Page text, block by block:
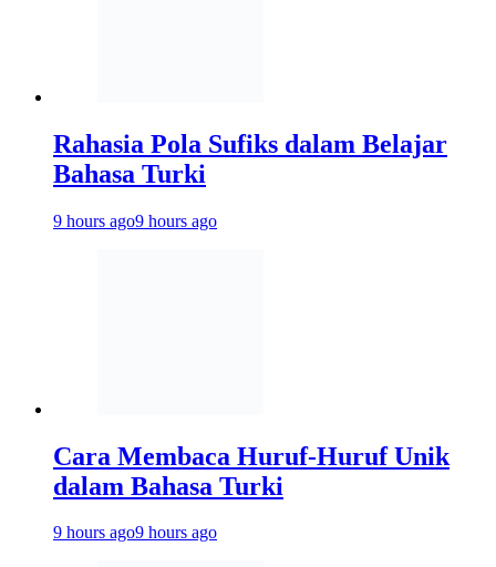
Rahasia Pola Sufiks dalam Belajar
Bahasa Turki
9 hours ago9 hours ago
Cara Membaca Huruf-Huruf Unik
dalam Bahasa Turki
9 hours ago9 hours ago